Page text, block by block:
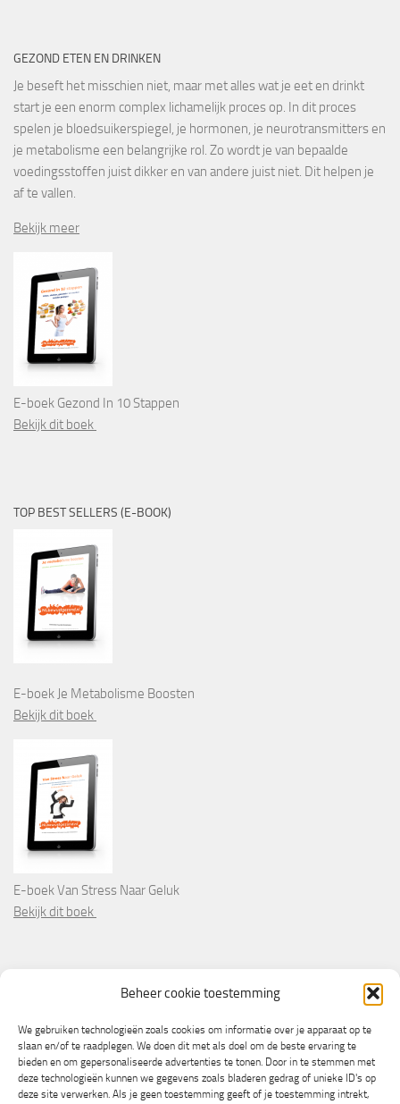
Beheer cookie toestemming
We gebruiken technologieën zoals cookies om informatie over je apparaat op te
slaan en/of te raadplegen. We doen dit met als doel om de beste ervaring te
bieden en om gepersonaliseerde advertenties te tonen. Door in te stemmen met
deze technologieën kunnen we gegevens zoals bladeren gedrag of unieke ID's op
deze site verwerken. Als je geen toestemming geeft of je toestemming intrekt,
GEZOND ETEN EN DRINKEN
Je beseft het misschien niet, maar met alles wat je eet en drinkt
start je een enorm complex lichamelijk proces op. In dit proces
spelen je bloedsuikerspiegel, je hormonen, je neurotransmitters en
je metabolisme een belangrijke rol. Zo wordt je van bepaalde
voedingsstoffen juist dikker en van andere juist niet. Dit helpen je
af te vallen.
Bekijk meer
E-boek Gezond In 10 Stappen
Bekijk dit boek
TOP BEST SELLERS (E-BOOK)
E-boek Je Metabolisme Boosten
Bekijk dit boek
E-boek Van Stress Naar Geluk
Bekijk dit boek